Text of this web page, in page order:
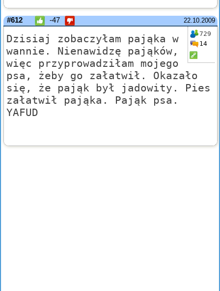
22.10.2009
#612 -47
729
14
Dzisiaj zobaczyłam pająka w
wannie. Nienawidzę pająków,
więc przyprowadziłam mojego
psa, żeby go załatwił. Okazało
się, że pająk był jadowity. Pies
załatwił pająka. Pająk psa.
YAFUD